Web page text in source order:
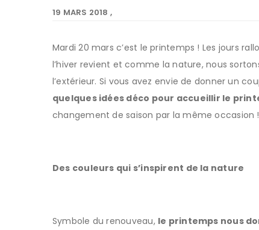
19 MARS 2018
Mardi 20 mars c’est le printemps ! Les jours
l’hiver revient et comme la nature, nous
l’extérieur. Si vous avez envie de donner un
quelques idées déco pour accueillir le
changement de saison par la même occasion !
Des couleurs qui s’inspirent de la nature
Symbole du renouveau, le printemps nous